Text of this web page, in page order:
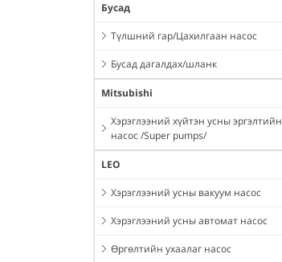
Бусад
Түлшний гар/Цахилгаан насос
Бусад дагалдах/шланк
Mitsubishi
Хэрэглээний хүйтэн усны эргэлтийн
насос /Super pumps/
LEO
Хэрэглээний усны вакуум насос
Хэрэглээний усны автомат насос
Өргөлтийн ухаалаг насос